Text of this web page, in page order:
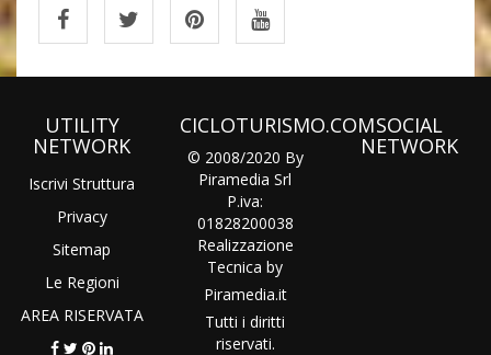
UTILITY
NETWORK
Iscrivi Struttura
Privacy
Sitemap
Le Regioni
AREA RISERVATA
CICLOTURISMO.COM
© 2008/2020 By
Piramedia Srl
P.iva:
01828200038
Realizzazione
Tecnica by
Piramedia.it
Tutti i diritti
riservati.
SOCIAL
NETWORK